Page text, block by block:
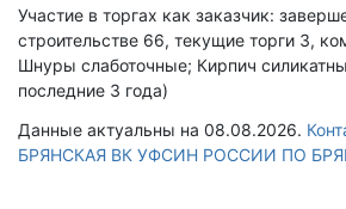
Участие в торгах как заказчик:
строительстве 66, текущие торги 3,
Шнуры слаботочные; Кирпич
последние 3 года)
Данные актуальны на 08.08.2026.
БРЯНСКАЯ ВК УФСИН РОССИИ ПО